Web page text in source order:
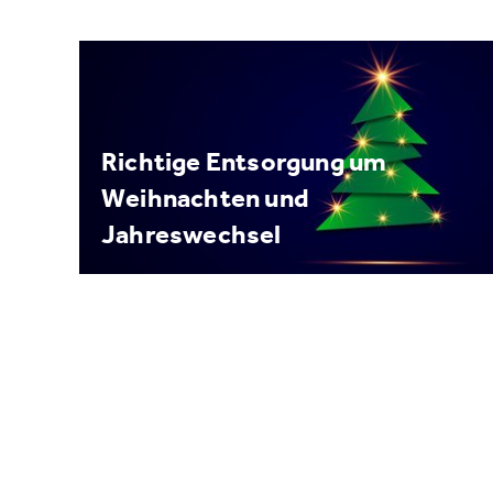
Richtige Entsorgung um
Weihnachten und
Jahreswechsel